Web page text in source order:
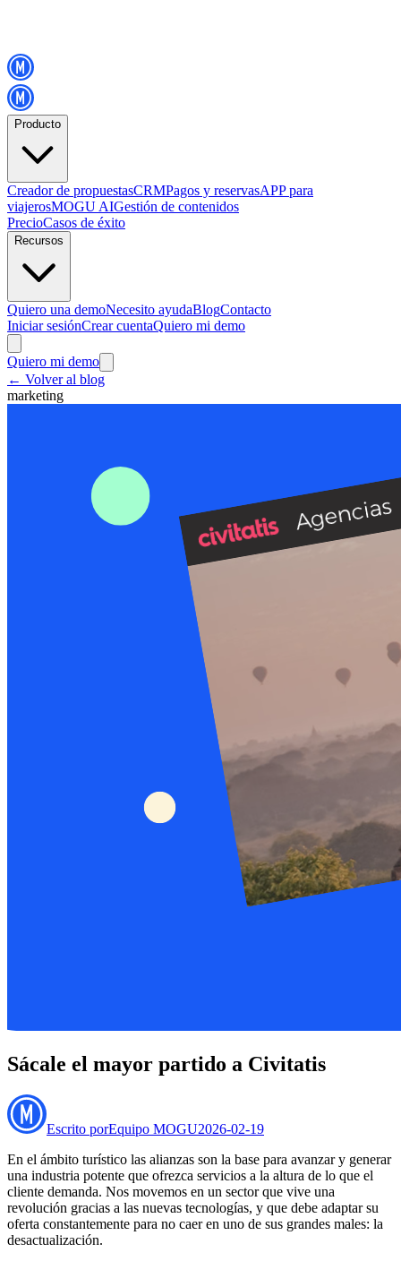
Producto
Creador de propuestasCRMPagos y reservasAPP para
viajerosMOGU AIGestión de contenidos
PrecioCasos de éxito
Recursos
Quiero una demoNecesito ayudaBlogContacto
Iniciar sesiónCrear cuentaQuiero mi demo
Quiero mi demo
← Volver al blog
marketing
Sácale el mayor partido a Civitatis
Escrito porEquipo MOGU2026-02-19
En el ámbito turístico las alianzas son la base para avanzar y generar
una industria potente que ofrezca servicios a la altura de lo que el
cliente demanda. Nos movemos en un sector que vive una
revolución gracias a las nuevas tecnologías, y que debe adaptar su
oferta constantemente para no caer en uno de sus grandes males: la
desactualización.